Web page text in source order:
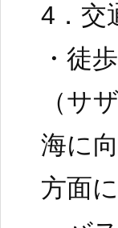
4．交
・徒
（サ
海に
方面